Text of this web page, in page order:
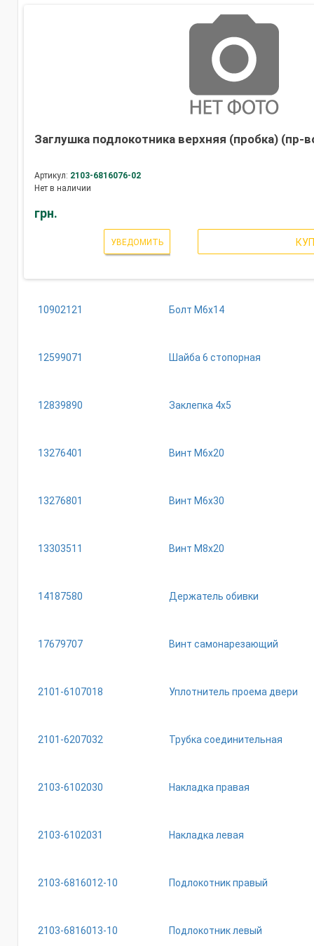
Заглушка подлокотника верхняя (пробка) (пр-
Артикул: 2103-6816076-02
Нет в наличии
грн.
УВЕДОМИТЬ
10902121 Болт М6х14
12599071 Шайба 6 стопорная
12839890 Заклепка 4х5
13276401 Винт М6х20
13276801 Винт М6х30
13303511 Винт М8х20
14187580 Держатель обивки
17679707 Винт самонарезающий
2101-6107018 Уплотнитель проема двери
2101-6207032 Трубка соединительная
2103-6102030 Накладка правая
2103-6102031 Накладка левая
2103-6816012-10 Подлокотник правый
2103-6816013-10 Подлокотник левый